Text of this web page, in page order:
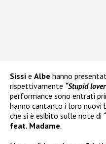
Sissi e Albe hanno
rispettivamente “Stupid
performance sono entrati
hanno cantanto i loro nuovi
che si è esibito sulle note di
feat. Madame.